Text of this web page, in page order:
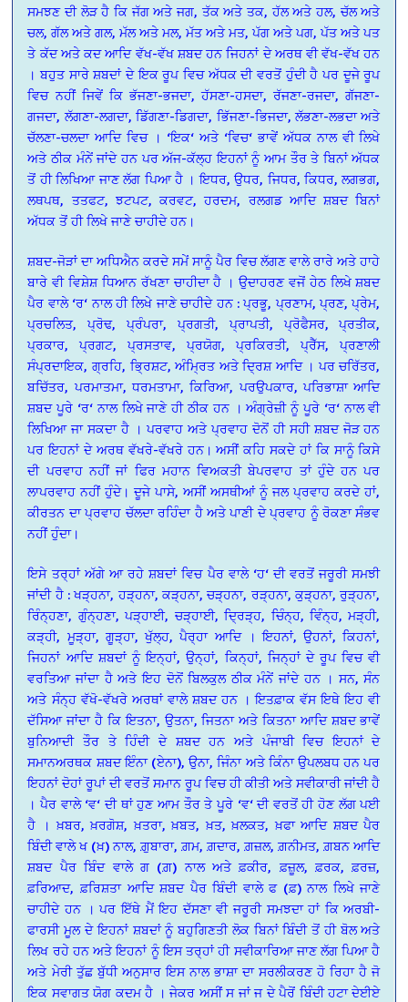
ਸਮਝਣ ਦੀ ਲੋੜ ਹੈ ਕਿ ਜੱਗ ਅਤੇ ਜਗ, ਤੱਕ ਅਤੇ ਤਕ, ਹੱਲ ਅਤੇ ਹਲ, ਚੱਲ ਅਤੇ
ਚਲ, ਗੱਲ ਅਤੇ ਗਲ, ਮੱਲ ਅਤੇ ਮਲ, ਮੱਤ ਅਤੇ ਮਤ, ਪੱਗ ਅਤੇ ਪਗ, ਪੱਤ ਅਤੇ ਪਤ
ਤੇ ਕੱਦ ਅਤੇ ਕਦ ਆਦਿ ਵੱਖ-ਵੱਖ ਸ਼ਬਦ ਹਨ ਜਿਹਨਾਂ ਦੇ ਅਰਥ ਵੀ ਵੱਖ-ਵੱਖ ਹਨ
। ਬਹੁਤ ਸਾਰੇ ਸ਼ਬਦਾਂ ਦੇ ਇਕ ਰੂਪ ਵਿਚ ਅੱਧਕ ਦੀ ਵਰਤੋਂ ਹੁੰਦੀ ਹੈ ਪਰ ਦੂਜੇ ਰੂਪ
ਵਿਚ ਨਹੀਂ ਜਿਵੇਂ ਕਿ ਭੱਜਣਾ-ਭਜਦਾ, ਹੱਸਣਾ-ਹਸਦਾ, ਰੱਜਣਾ-ਰਜਦਾ, ਗੱਜਣਾ-
ਗਜਦਾ, ਲੱਗਣਾ-ਲਗਦਾ, ਡਿੱਗਣਾ-ਡਿਗਦਾ, ਭਿੱਜਣਾ-ਭਿਜਦਾ, ਲੱਭਣਾ-ਲਭਦਾ ਅਤੇ
ਚੱਲਣਾ-ਚਲਦਾ ਆਦਿ ਵਿਚ । ‘ਇਕ‘ ਅਤੇ ‘ਵਿਚ‘ ਭਾਵੇਂ ਅੱਧਕ ਨਾਲ ਵੀ ਲਿਖੇ
ਅਤੇ ਠੀਕ ਮੰਨੇਂ ਜਾਂਦੇ ਹਨ ਪਰ ਅੱਜ-ਕੱਲ੍ਹ ਇਹਨਾਂ ਨੂੰ ਆਮ ਤੌਰ ਤੇ ਬਿਨਾਂ ਅੱਧਕ
ਤੋਂ ਹੀ ਲਿਖਿਆ ਜਾਣ ਲੱਗ ਪਿਆ ਹੈ । ਇਧਰ, ਉਧਰ, ਜਿਧਰ, ਕਿਧਰ, ਲਗਭਗ,
ਲਥਪਥ, ਤਤਫਟ, ਝਟਪਟ, ਕਰਵਟ, ਹਰਦਮ, ਰਲਗਡ ਆਦਿ ਸ਼ਬਦ ਬਿਨਾਂ
ਅੱਧਕ ਤੋਂ ਹੀ ਲਿਖੇ ਜਾਣੇ ਚਾਹੀਦੇ ਹਨ।
ਸ਼ਬਦ-ਜੋੜਾਂ ਦਾ ਅਧਿਐਨ ਕਰਦੇ ਸਮੇਂ ਸਾਨੂੰ ਪੈਰ ਵਿਚ ਲੱਗਣ ਵਾਲੇ ਰਾਰੇ ਅਤੇ ਹਾਹੇ
ਬਾਰੇ ਵੀ ਵਿਸ਼ੇਸ਼ ਧਿਆਨ ਰੱਖਣਾ ਚਾਹੀਦਾ ਹੈ । ਉਦਾਹਰਣ ਵਜੋਂ ਹੇਠ ਲਿਖੇ ਸ਼ਬਦ
ਪੈਰ ਵਾਲੇ ‘ਰ‘ ਨਾਲ ਹੀ ਲਿਖੇ ਜਾਣੇ ਚਾਹੀਦੇ ਹਨ : ਪ੍ਰਭੂ, ਪ੍ਰਣਾਮ, ਪ੍ਰਣ, ਪ੍ਰੇਮ,
ਪ੍ਰਚਲਿਤ, ਪ੍ਰੋਢ, ਪ੍ਰੰਪਰਾ, ਪ੍ਰਗਤੀ, ਪ੍ਰਾਪਤੀ, ਪ੍ਰੋਫੈਸਰ, ਪ੍ਰਤੀਕ,
ਪ੍ਰਕਾਰ, ਪ੍ਰਗਟ, ਪ੍ਰਸਤਾਵ, ਪ੍ਰਯੋਗ, ਪ੍ਰਕਿਰਤੀ, ਪ੍ਰੈੱਸ, ਪ੍ਰਣਾਲੀ
ਸੰਪ੍ਰਦਾਇਕ, ਗ੍ਰਹਿ, ਭ੍ਰਿਸ਼ਟ, ਅੰਮ੍ਰਿਤ ਅਤੇ ਦ੍ਰਿਸ਼ ਆਦਿ । ਪਰ ਚਰਿੱਤਰ,
ਬਚਿੱਤਰ, ਪਰਮਾਤਮਾ, ਧਰਮਤਾਮਾ, ਕਿਰਿਆ, ਪਰਉਪਕਾਰ, ਪਰਿਭਾਸ਼ਾ ਆਦਿ
ਸ਼ਬਦ ਪੂਰੇ ‘ਰ‘ ਨਾਲ ਲਿਖੇ ਜਾਣੇ ਹੀ ਠੀਕ ਹਨ । ਅੰਗ੍ਰੇਜ਼ੀ ਨੂੰ ਪੂਰੇ ‘ਰ‘ ਨਾਲ ਵੀ
ਲਿਖਿਆ ਜਾ ਸਕਦਾ ਹੈ । ਪਰਵਾਹ ਅਤੇ ਪ੍ਰਵਾਹ ਦੋਨੋਂ ਹੀ ਸਹੀ ਸ਼ਬਦ ਜੋੜ ਹਨ
ਪਰ ਇਹਨਾਂ ਦੇ ਅਰਥ ਵੱਖਰੇ-ਵੱਖਰੇ ਹਨ। ਅਸੀਂ ਕਹਿ ਸਕਦੇ ਹਾਂ ਕਿ ਸਾਨੂੰ ਕਿਸੇ
ਦੀ ਪਰਵਾਹ ਨਹੀਂ ਜਾਂ ਫਿਰ ਮਹਾਨ ਵਿਅਕਤੀ ਬੇਪਰਵਾਹ ਤਾਂ ਹੁੰਦੇ ਹਨ ਪਰ
ਲਾਪਰਵਾਹ ਨਹੀਂ ਹੁੰਦੇ। ਦੂਜੇ ਪਾਸੇ, ਅਸੀਂ ਅਸਥੀਆਂ ਨੂੰ ਜਲ ਪ੍ਰਵਾਹ ਕਰਦੇ ਹਾਂ,
ਕੀਰਤਨ ਦਾ ਪ੍ਰਵਾਹ ਚੱਲਦਾ ਰਹਿੰਦਾ ਹੈ ਅਤੇ ਪਾਣੀ ਦੇ ਪ੍ਰਵਾਹ ਨੂੰ ਰੋਕਣਾ ਸੰਭਵ
ਨਹੀਂ ਹੁੰਦਾ।
ਇਸੇ ਤਰ੍ਹਾਂ ਅੱਗੇ ਆ ਰਹੇ ਸ਼ਬਦਾਂ ਵਿਚ ਪੈਰ ਵਾਲੇ ‘ਹ‘ ਦੀ ਵਰਤੋਂ ਜਰੂਰੀ ਸਮਝੀ
ਜਾਂਦੀ ਹੈ : ਖੜ੍ਹਨਾ, ਹੜ੍ਹਨਾ, ਕੜ੍ਹਨਾ, ਚੜ੍ਹਨਾ, ਰੜ੍ਹਨਾ, ਕੁੜ੍ਹਨਾ, ਰੁੜ੍ਹਨਾ,
ਰਿੰਨ੍ਹਣਾ, ਗੁੰਨ੍ਹਣਾ, ਪੜ੍ਹਾਈ, ਚੜ੍ਹਾਈ, ਦ੍ਰਿੜ੍ਹ, ਚਿੰਨ੍ਹ, ਵਿੰਨ੍ਹ, ਮੜ੍ਹੀ,
ਕੜ੍ਹੀ, ਮੂੜ੍ਹਾ, ਗੂੜ੍ਹਾ, ਖੁੱਲ੍ਹ, ਪੈਰ੍ਹਾ ਆਦਿ । ਇਹਨਾਂ, ਉਹਨਾਂ, ਕਿਹਨਾਂ,
ਜਿਹਨਾਂ ਆਦਿ ਸ਼ਬਦਾਂ ਨੂੰ ਇਨ੍ਹਾਂ, ਉਨ੍ਹਾਂ, ਕਿਨ੍ਹਾਂ, ਜਿਨ੍ਹਾਂ ਦੇ ਰੂਪ ਵਿਚ ਵੀ
ਵਰਤਿਆ ਜਾਂਦਾ ਹੈ ਅਤੇ ਇਹ ਦੋਨੋਂ ਬਿਲਕੁਲ ਠੀਕ ਮੰਨੇਂ ਜਾਂਦੇ ਹਨ । ਸਨ, ਸੰਨ
ਅਤੇ ਸੰਨ੍ਹ ਵੱਖੋ-ਵੱਖਰੇ ਅਰਥਾਂ ਵਾਲੇ ਸ਼ਬਦ ਹਨ । ਇਤਫ਼ਾਕ ਵੱਸ ਇਥੇ ਇਹ ਵੀ
ਦੱਸਿਆ ਜਾਂਦਾ ਹੈ ਕਿ ਇਤਨਾ, ਉਤਨਾ, ਜਿਤਨਾ ਅਤੇ ਕਿਤਨਾ ਆਦਿ ਸ਼ਬਦ ਭਾਵੇਂ
ਬੁਨਿਆਦੀ ਤੌਰ ਤੇ ਹਿੰਦੀ ਦੇ ਸ਼ਬਦ ਹਨ ਅਤੇ ਪੰਜਾਬੀ ਵਿਚ ਇਹਨਾਂ ਦੇ
ਸਮਾਨਅਰਥਕ ਸ਼ਬਦ ਇੰਨਾ (ਏਨਾ), ਉਨਾ, ਜਿੰਨਾ ਅਤੇ ਕਿੰਨਾ ਉਪਲਬਧ ਹਨ ਪਰ
ਇਹਨਾਂ ਦੋਹਾਂ ਰੂਪਾਂ ਦੀ ਵਰਤੋਂ ਸਮਾਨ ਰੂਪ ਵਿਚ ਹੀ ਕੀਤੀ ਅਤੇ ਸਵੀਕਾਰੀ ਜਾਂਦੀ ਹੈ
। ਪੈਰ ਵਾਲੇ ‘ਵ‘ ਦੀ ਥਾਂ ਹੁਣ ਆਮ ਤੌਰ ਤੇ ਪੂਰੇ ‘ਵ‘ ਦੀ ਵਰਤੋਂ ਹੀ ਹੋਣ ਲੱਗ ਪਈ
ਹੈ । ਖ਼ਬਰ, ਖ਼ਰਗੋਸ਼, ਖ਼ਤਰਾ, ਖ਼ਬਤ, ਖ਼ਤ, ਖ਼ਲਕਤ, ਖ਼ਫਾ ਆਦਿ ਸ਼ਬਦ ਪੈਰ
ਬਿੰਦੀ ਵਾਲੇ ਖ (ਖ਼) ਨਾਲ, ਗ਼ੁਬਾਰਾ, ਗ਼ਮ, ਗ਼ਦਾਰ, ਗ਼ਜ਼ਲ, ਗ਼ਨੀਮਤ, ਗ਼ਬਨ ਆਦਿ
ਸ਼ਬਦ ਪੈਰ ਬਿੰਦ ਵਾਲੇ ਗ (ਗ਼) ਨਾਲ ਅਤੇ ਫ਼ਕੀਰ, ਫ਼ਜ਼ੂਲ, ਫ਼ਰਕ, ਫ਼ਰਜ਼,
ਫ਼ਰਿਆਦ, ਫ਼ਰਿਸ਼ਤਾ ਆਦਿ ਸ਼ਬਦ ਪੈਰ ਬਿੰਦੀ ਵਾਲੇ ਫ (ਫ਼) ਨਾਲ ਲਿਖੇ ਜਾਣੇ
ਚਾਹੀਦੇ ਹਨ । ਪਰ ਇੱਥੇ ਮੈਂ ਇਹ ਦੱਸਣਾ ਵੀ ਜਰੂਰੀ ਸਮਝਦਾ ਹਾਂ ਕਿ ਅਰਬੀ-
ਫਾਰਸੀ ਮੂਲ ਦੇ ਇਹਨਾਂ ਸ਼ਬਦਾਂ ਨੂੰ ਬਹੁਗਿਣਤੀ ਲੋਕ ਬਿਨਾਂ ਬਿੰਦੀ ਤੋਂ ਹੀ ਬੋਲ ਅਤੇ
ਲਿਖ ਰਹੇ ਹਨ ਅਤੇ ਇਹਨਾਂ ਨੂੰ ਇਸ ਤਰ੍ਹਾਂ ਹੀ ਸਵੀਕਾਰਿਆ ਜਾਣ ਲੱਗ ਪਿਆ ਹੈ
ਅਤੇ ਮੇਰੀ ਤੁੱਛ ਬੁੱਧੀ ਅਨੁਸਾਰ ਇਸ ਨਾਲ ਭਾਸ਼ਾ ਦਾ ਸਰਲੀਕਰਣ ਹੋ ਰਿਹਾ ਹੈ ਜੋ
ਇਕ ਸਵਾਗਤ ਯੋਗ ਕਦਮ ਹੈ । ਜੇਕਰ ਅਸੀਂ ਸ ਜਾਂ ਜ ਦੇ ਪੈਰੋਂ ਬਿੰਦੀ ਹਟਾ ਦੇਈਏ